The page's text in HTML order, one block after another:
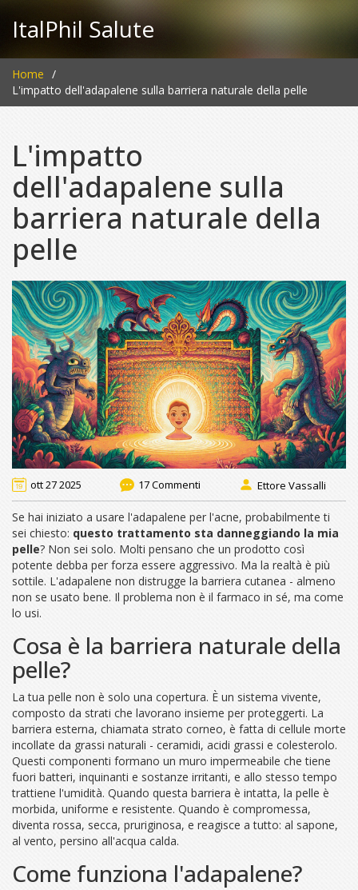
ItalPhil Salute
Home
L'impatto dell'adapalene sulla barriera naturale della pelle
L'impatto
dell'adapalene sulla
barriera naturale della
pelle
ott 27 2025 17 Commenti Ettore Vassalli
Se hai iniziato a usare l'adapalene per l'acne, probabilmente ti
sei chiesto: questo trattamento sta danneggiando la mia
pelle? Non sei solo. Molti pensano che un prodotto così
potente debba per forza essere aggressivo. Ma la realtà è più
sottile. L'adapalene non distrugge la barriera cutanea - almeno
non se usato bene. Il problema non è il farmaco in sé, ma come
lo usi.
Cosa è la barriera naturale della
pelle?
La tua pelle non è solo una copertura. È un sistema vivente,
composto da strati che lavorano insieme per proteggerti. La
barriera esterna, chiamata strato corneo, è fatta di cellule morte
incollate da grassi naturali - ceramidi, acidi grassi e colesterolo.
Questi componenti formano un muro impermeabile che tiene
fuori batteri, inquinanti e sostanze irritanti, e allo stesso tempo
trattiene l'umidità. Quando questa barriera è intatta, la pelle è
morbida, uniforme e resistente. Quando è compromessa,
diventa rossa, secca, pruriginosa, e reagisce a tutto: al sapone,
al vento, persino all'acqua calda.
Come funziona l'adapalene?